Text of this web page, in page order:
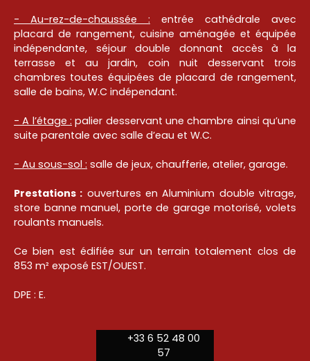
- Au-rez-de-chaussée : entrée cathédrale avec
placard de rangement, cuisine aménagée et équipée
indépendante, séjour double donnant accès à la
terrasse et au jardin, coin nuit desservant trois
chambres toutes équipées de placard de rangement,
salle de bains, W.C indépendant.
- A l’étage : palier desservant une chambre ainsi qu’une
suite parentale avec salle d’eau et W.C.
- Au sous-sol : salle de jeux, chaufferie, atelier, garage.
Prestations : ouvertures en Aluminium double vitrage,
store banne manuel, porte de garage motorisé, volets
roulants manuels.
Ce bien est édifiée sur un terrain totalement clos de
853 m² exposé EST/OUEST.
DPE : E.
+33 6 52 48 00
57